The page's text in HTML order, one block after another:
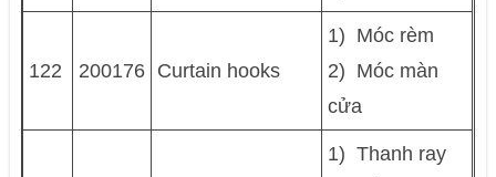
122 200176 Curtain hooks
1) Móc rèm
2) Móc màn
cửa
1) Thanh ray